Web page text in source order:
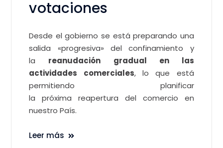
votaciones
Desde el gobierno se está preparando una
salida «progresiva» del confinamiento y
la reanudación gradual en las
actividades comerciales, lo que está
permitiendo planificar
la próxima reapertura del comercio en
nuestro País.
Leer más